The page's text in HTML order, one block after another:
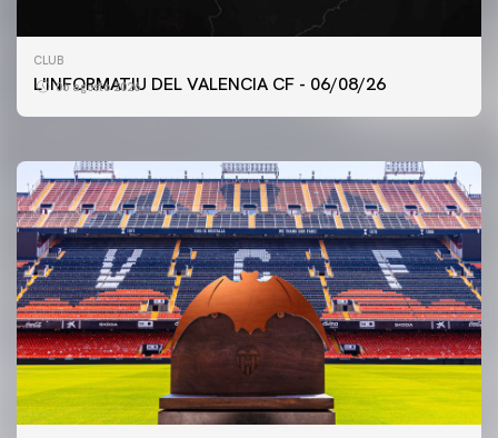
CLUB
L'INFORMATIU DEL VALENCIA CF - 06/08/26
06 agosto 2026
PRIMER EQUIP
ENTRENAMENT DEL VALENCIA CF 6/8/2026